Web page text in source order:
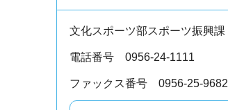
文化スポーツ部スポーツ振興課
電話番号 0956-24-1111
ファックス番号 0956-25-9682